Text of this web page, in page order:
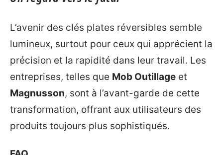
L’avenir des clés plates réversibles semble
lumineux, surtout pour ceux qui apprécient la
précision et la rapidité dans leur travail. Les
entreprises, telles que Mob Outillage et
Magnusson, sont à l’avant-garde de cette
transformation, offrant aux utilisateurs des
produits toujours plus sophistiqués.